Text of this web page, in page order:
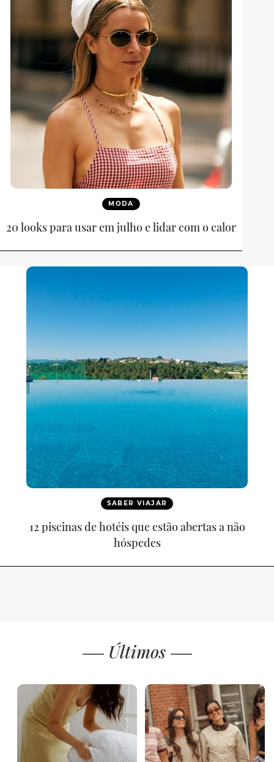
MODA
20 looks para usar em julho e lidar com o calor
SABER VIAJAR
12 piscinas de hotéis que estão abertas a não
hóspedes
Últimos